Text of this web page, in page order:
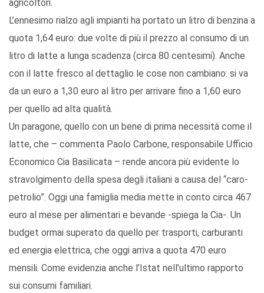
agricoltori.
L’ennesimo rialzo agli impianti ha portato un litro di benzina a
quota 1,64 euro: due volte di più il prezzo al consumo di un
litro di latte a lunga scadenza (circa 80 centesimi). Anche
con il latte fresco al dettaglio le cose non cambiano: si va
da un euro a 1,30 euro al litro per arrivare fino a 1,60 euro
per quello ad alta qualità.
Un paragone, quello con un bene di prima necessità come il
latte, che – commenta Paolo Carbone, responsabile Ufficio
Economico Cia Basilicata – rende ancora più evidente lo
stravolgimento della spesa degli italiani a causa del “caro-
petrolio”. Oggi una famiglia media mette in conto circa 467
euro al mese per alimentari e bevande -spiega la Cia-. Un
budget ormai superato da quello per trasporti, carburanti
ed energia elettrica, che oggi arriva a quota 470 euro
mensili. Come evidenzia anche l’Istat nell’ultimo rapporto
sui consumi familiari.